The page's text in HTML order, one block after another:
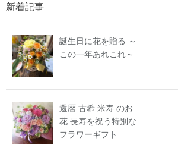
新着記事
誕生日に花を贈る ～
この一年あれこれ～
還暦 古希 米寿 のお
花 長寿を祝う特別な
フラワーギフト